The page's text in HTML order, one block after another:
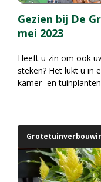
Gezien bij De
mei 2023
Heeft u zin om ook
steken? Het lukt u in
kamer- en